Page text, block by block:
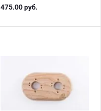
475.00руб.